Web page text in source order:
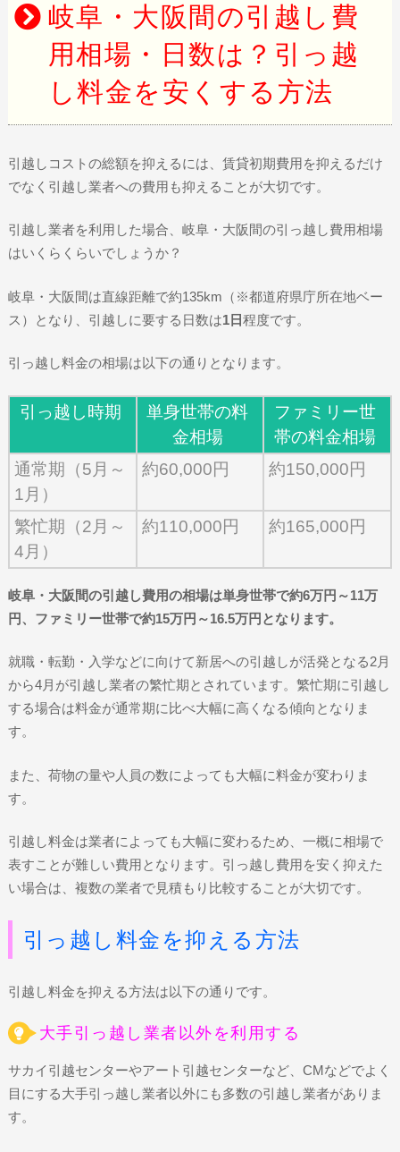
岐阜・大阪間の引越し費
用相場・日数は？引っ越
し料金を安くする方法
引越しコストの総額を抑えるには、賃貸初期費用を抑えるだけ
でなく引越し業者への費用も抑えることが大切です。
引越し業者を利用した場合、岐阜・大阪間の引っ越し費用相場
はいくらくらいでしょうか？
岐阜・大阪間は直線距離で約135km（※都道府県庁所在地ベー
ス）となり、引越しに要する日数は1日程度です。
引っ越し料金の相場は以下の通りとなります。
引っ越し時期
単身世帯の料
金相場
ファミリー世
帯の料金相場
通常期（5月～
1月）
約60,000円 約150,000円
繁忙期（2月～
4月）
約110,000円 約165,000円
岐阜・大阪間の引越し費用の相場は単身世帯で約6万円～11万
円、ファミリー世帯で約15万円～16.5万円となります。
就職・転勤・入学などに向けて新居への引越しが活発となる2月
から4月が引越し業者の繁忙期とされています。繁忙期に引越し
する場合は料金が通常期に比べ大幅に高くなる傾向となりま
す。
また、荷物の量や人員の数によっても大幅に料金が変わりま
す。
引越し料金は業者によっても大幅に変わるため、一概に相場で
表すことが難しい費用となります。引っ越し費用を安く抑えた
い場合は、複数の業者で見積もり比較することが大切です。
引っ越し料金を抑える方法
引越し料金を抑える方法は以下の通りです。
大手引っ越し業者以外を利用する
サカイ引越センターやアート引越センターなど、CMなどでよく
目にする大手引っ越し業者以外にも多数の引越し業者がありま
す。